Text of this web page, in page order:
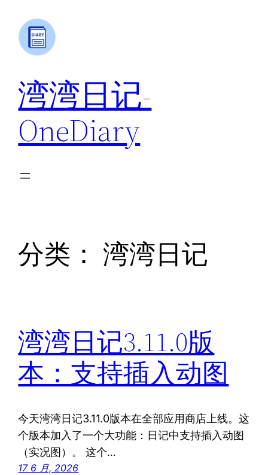
湾湾日记-
OneDiary
分类：湾湾日记
湾湾日记3.11.0版
本：支持插入动图
今天湾湾日记3.11.0版本在全部应用商店上线。这
个版本加入了一个大功能：日记中支持插入动图
（实况图）。 这个…
17 6 月, 2026